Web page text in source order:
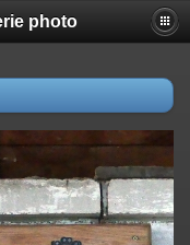
photo